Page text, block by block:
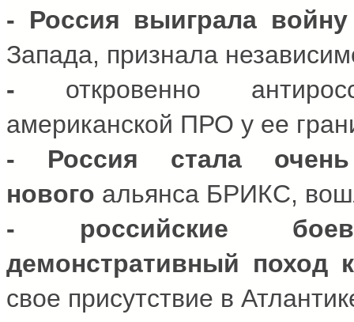
- Россия выиграла
Запада, признала
- откровенно
американской ПРО у ее
- Россия стала
нового альянса БРИКС,
- российские
демонстративный поход
свое присутствие в